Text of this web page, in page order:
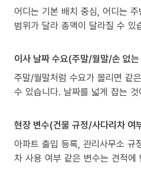
어디는 기본 배치 중심, 어디는
범위가 달라 총액이 달라질 수 있
이사 날짜 수요(주말/월말/손 없
주말/월말처럼 수요가 몰리면 같
수 있습니다. 날짜를 넓게 잡는
현장 변수(건물 규정/사다리차 여
아파트 출입 등록, 관리사무소 규
차 사용 여부 같은 변수는 견적에